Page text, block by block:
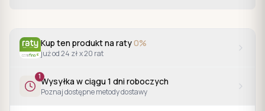
Kup ten produkt na raty0%
już od 24 zł x 20 rat
1Wysyłka w ciągu 1 dni roboczych
Poznaj dostępne metody dostawy